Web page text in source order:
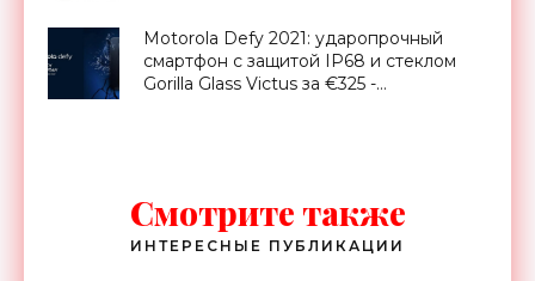
Motorola Defy 2021: ударопрочный
смартфон с защитой IP68 и стеклом
Gorilla Glass Victus за €325 -
Смотрите также
ИНТЕРЕСНЫЕ ПУБЛИКАЦИИ